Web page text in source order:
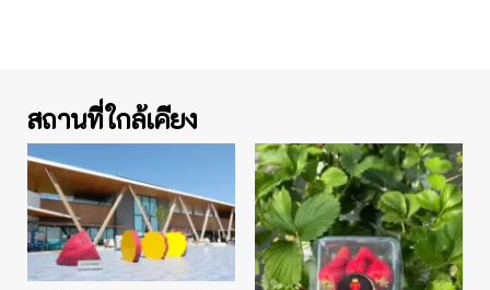
สถานที่ใกล้เคียง